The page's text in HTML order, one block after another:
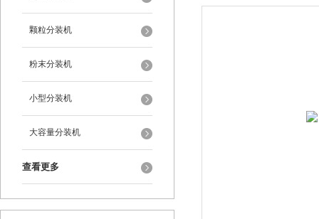
颗粒分装机
粉末分装机
小型分装机
大容量分装机
查看更多